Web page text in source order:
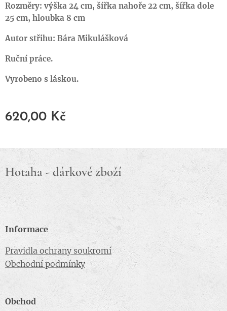
Rozměry: výška 24 cm, šířka nahoře 22 cm, šířka dole
25 cm, hloubka 8 cm
Autor střihu: Bára Mikulášková
Ruční práce.
Vyrobeno s láskou.
620,00 Kč
Hotaha - dárkové zboží
Informace
Pravidla ochrany soukromí
Obchodní podmínky
Obchod